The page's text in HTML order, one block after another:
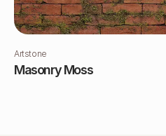
Artstone
Masonry Moss